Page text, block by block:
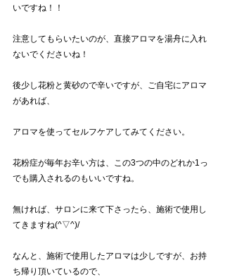
いですね！！
注意してもらいたいのが、直接アロマを湯舟に入れ
ないでくださいね！
後少し花粉と黄砂ので辛いですが、ご自宅にアロマ
があれば、
アロマを使ってセルフケアしてみてください。
花粉症が毎年お辛い方は、この3つの中のどれか1っ
でも購入されるのもいいですね。
無ければ、サロンに来て下さったら、施術で使用し
てきますね(^▽^)/
なんと、施術で使用したアロマは少しですが、お持
ち帰り頂いているので、